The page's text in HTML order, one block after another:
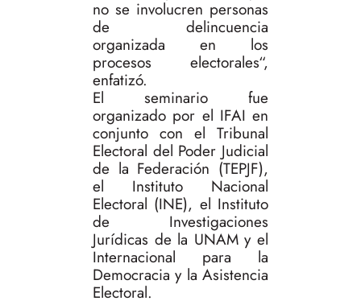
no se involucren personas
de delincuencia
organizada en los
procesos electorales“,
enfatizó.
El seminario fue
organizado por el IFAI en
conjunto con el Tribunal
Electoral del Poder Judicial
de la Federación (TEPJF),
el Instituto Nacional
Electoral (INE), el Instituto
de Investigaciones
Jurídicas de la UNAM y el
Internacional para la
Democracia y la Asistencia
Electoral.